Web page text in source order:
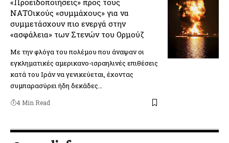
«Προειδοποιήσεις» προς τους
ΝΑΤΟικούς «συμμάχους» για να
συμμετάσχουν πιο ενεργά στην
«ασφάλεια» των Στενών του Ορμούζ
Με την φλόγα του πολέμου που άναψαν οι
εγκληματικές αμερικανο-ισραηλινές επιθέσεις
κατά του Ιράν να γενικεύεται, έχοντας
συμπαρασύρει ήδη δεκάδες…
4 Min Read